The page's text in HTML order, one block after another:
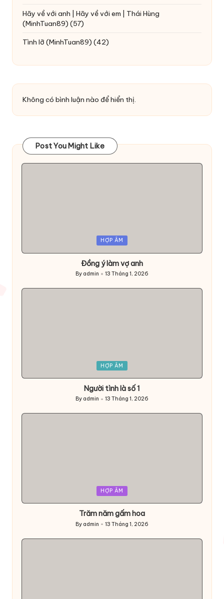
Hãy về với anh | Hãy về với em | Thái Hùng
(MinhTuan89) (57)
Tình lỡ (MinhTuan89) (42)
Không có bình luận nào để hiển thị.
Post You Might Like
HỢP ÂM
Đồng ý làm vợ anh
Posted
by
By admin 13 Tháng 1, 2026
HỢP ÂM
Người tình là số 1
Posted
by
By admin 13 Tháng 1, 2026
HỢP ÂM
Trăm năm gấm hoa
Posted
By admin 13 Tháng 1, 2026